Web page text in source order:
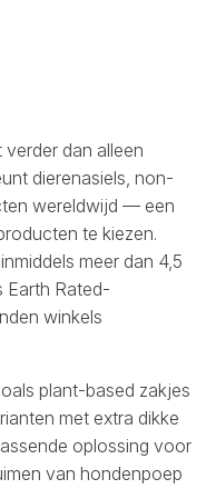
verder dan alleen
dierenasiels, non-
wereldwijd — een
te kiezen.
meer dan 4,5
Earth Rated-
winkels
plant-based zakjes
met extra dikke
oplossing voor
van hondenpoep